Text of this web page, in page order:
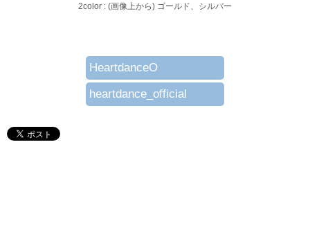
2color : (画像上から) ゴールド、シルバー
HeartdanceO
heartdance_official